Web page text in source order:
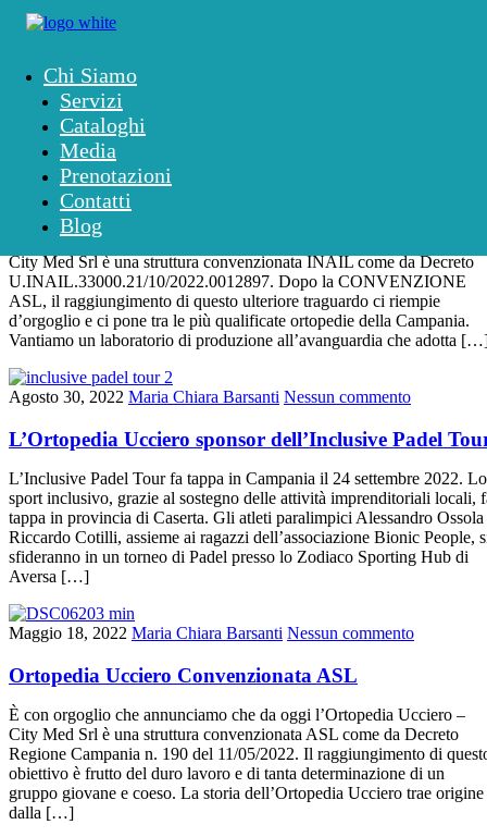
Chi Siamo
Servizi
Cataloghi
Media
Prenotazioni
Contatti
Blog
Categoria:
Novembre 11, 2022
Ortopedia Ucciero Convenzionata INAIL
È con orgoglio che annunciamo che da oggi l’Ortopedia Ucciero –
City Med Srl è una struttura convenzionata INAIL come da Decreto
U.INAIL.33000.21/10/2022.0012897. Dopo la CONVENZIONE
ASL, il raggiungimento di questo ulteriore traguardo ci riempie
d’orgoglio e ci pone tra le più qualificate ortopedie della Campania.
Vantiamo un laboratorio di produzione all’avanguardia che adotta
Agosto 30, 2022 Maria Chiara Barsanti Nessun commento
L’Ortopedia Ucciero sponsor dell’Inclusive Padel
L’Inclusive Padel Tour fa tappa in Campania il 24 settembre 2022. Lo
sport inclusivo, grazie al sostegno delle attività imprenditoriali locali,
tappa in provincia di Caserta. Gli atleti paralimpici Alessandro Ossola
Riccardo Cotilli, assieme ai ragazzi dell’associazione Bionic People,
sfideranno in un torneo di Padel presso lo Zodiaco Sporting Hub di
Aversa […]
Maggio 18, 2022 Maria Chiara Barsanti Nessun commento
Ortopedia Ucciero Convenzionata ASL
È con orgoglio che annunciamo che da oggi l’Ortopedia Ucciero –
City Med Srl è una struttura convenzionata ASL come da Decreto
Regione Campania n. 190 del 11/05/2022. Il raggiungimento di
obiettivo è frutto del duro lavoro e di tanta determinazione di un
gruppo giovane e coeso. La storia dell’Ortopedia Ucciero trae origine
dalla […]